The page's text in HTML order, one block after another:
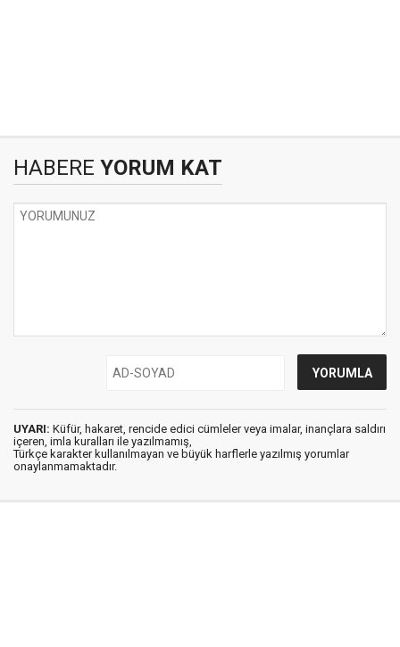
HABERE YORUM KAT
UYARI: Küfür, hakaret, rencide edici cümleler veya imalar, inançlara saldırı
içeren, imla kuralları ile yazılmamış,
Türkçe karakter kullanılmayan ve büyük harflerle yazılmış yorumlar
onaylanmamaktadır.